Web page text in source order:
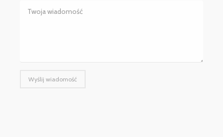
Wyślij wiadomość